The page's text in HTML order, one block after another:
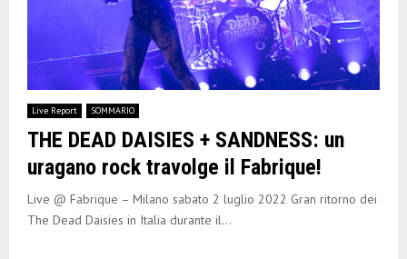
Live Report SOMMARIO
THE DEAD DAISIES + SANDNESS: un
uragano rock travolge il Fabrique!
Live @ Fabrique – Milano sabato 2 luglio 2022 Gran ritorno dei
The Dead Daisies in Italia durante il...